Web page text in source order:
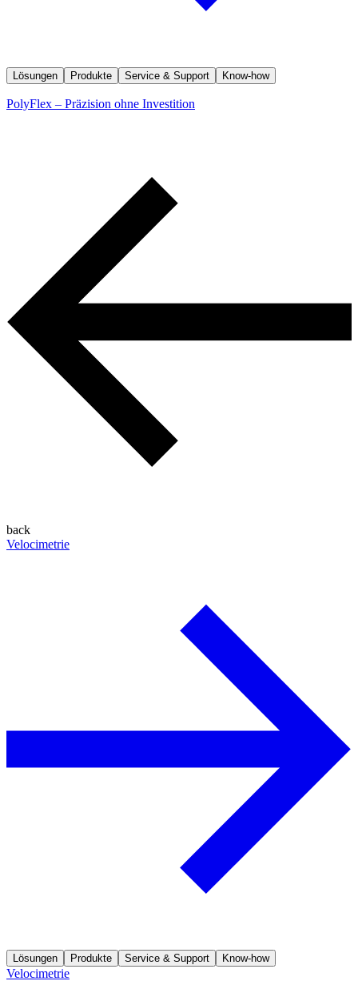
Lösungen Produkte Service & Support Know-how
PolyFlex – Präzision ohne Investition
back
Velocimetrie
Lösungen Produkte Service & Support Know-how
Velocimetrie